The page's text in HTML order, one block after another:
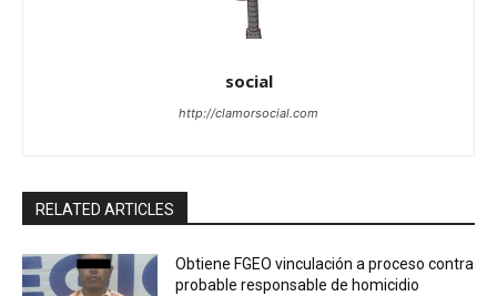
social
http://clamorsocial.com
RELATED ARTICLES
Obtiene FGEO vinculación a proceso contra
probable responsable de homicidio